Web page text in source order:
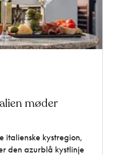
møder
italienske kystregion,
den azurblå kystlinje